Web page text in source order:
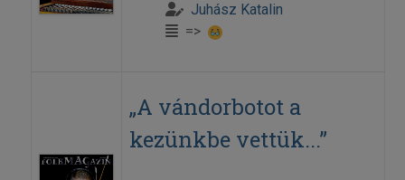
Juhász Katalin
=>
„A vándorbotot a
kezünkbe vettük...”